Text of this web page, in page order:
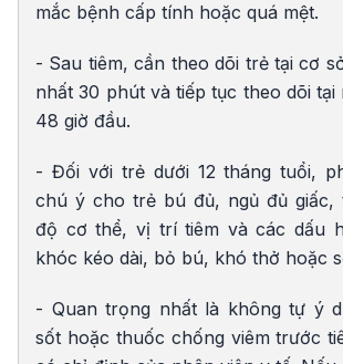
mắc bệnh cấp tính hoặc quá mệt.
- Sau tiêm, cần theo dõi trẻ tại cơ
nhất 30 phút và tiếp tục theo dõi
48 giờ đầu.
- Đối với trẻ dưới 12 tháng tuổi,
chú ý cho trẻ bú đủ, ngủ đủ giấc,
độ cơ thể, vị trí tiêm và các dấu
khóc kéo dài, bỏ bú, khó thở hoặc
- Quan trọng nhất là không tự ý
sốt hoặc thuốc chống viêm trước